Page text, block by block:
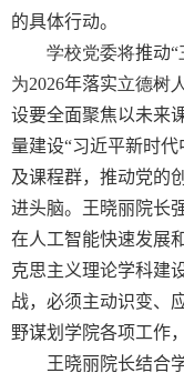
的具体行动。
学校党委将推动“
为2026年落实立德树
设要全面聚焦以未来
量建设“习近平新时
及课程群，推动党的
进头脑。王晓丽院长
在人工智能快速发展
克思主义理论学科建
战，必须主动识变、
野谋划学院各项工作
王晓丽院长结合